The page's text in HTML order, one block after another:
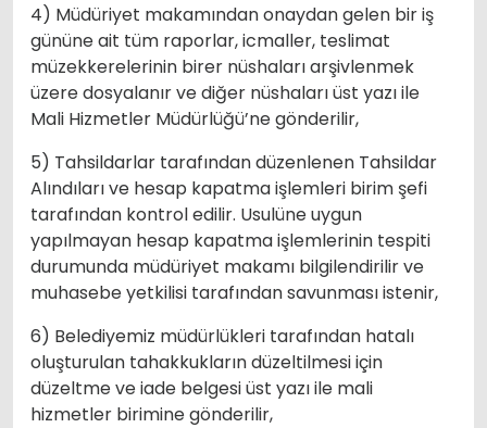
4) Müdüriyet makamından onaydan gelen bir iş
gününe ait tüm raporlar, icmaller, teslimat
müzekkerelerinin birer nüshaları arşivlenmek
üzere dosyalanır ve diğer nüshaları üst yazı ile
Mali Hizmetler Müdürlüğü’ne gönderilir,
5) Tahsildarlar tarafından düzenlenen Tahsildar
Alındıları ve hesap kapatma işlemleri birim şefi
tarafından kontrol edilir. Usulüne uygun
yapılmayan hesap kapatma işlemlerinin tespiti
durumunda müdüriyet makamı bilgilendirilir ve
muhasebe yetkilisi tarafından savunması istenir,
6) Belediyemiz müdürlükleri tarafından hatalı
oluşturulan tahakkukların düzeltilmesi için
düzeltme ve iade belgesi üst yazı ile mali
hizmetler birimine gönderilir,